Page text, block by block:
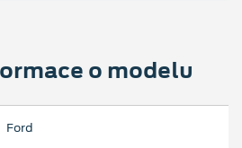
o modelu
Ford